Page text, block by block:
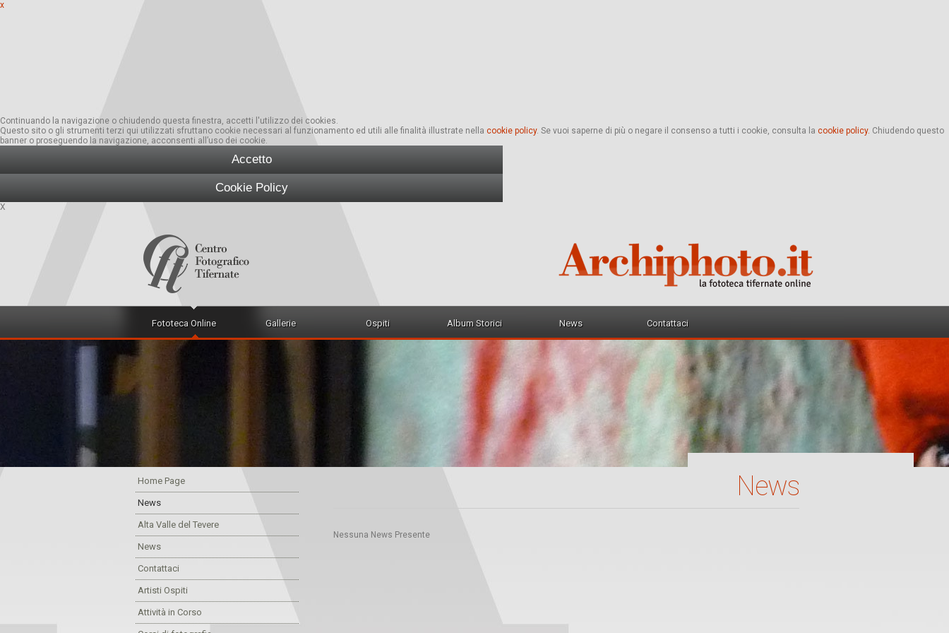
x
Continuando la navigazione o chiudendo questa finestra, accetti l'utilizzo dei cookies.
Questo sito o gli strumenti terzi qui utilizzati sfruttano cookie necessari al funzionamento ed utili alle finalità illustrate nella cookie policy. Se vuoi saperne di più o negare il consenso a tutti i cookie, consulta la cookie policy. Chiudendo questo
banner o proseguendo la navigazione, acconsenti all’uso dei cookie.
Accetto
Cookie Policy
X
Fototeca Online Gallerie Ospiti Album Storici News Contattaci
Home Page
News
Alta Valle del Tevere
News
Contattaci
Artisti Ospiti
Attività in Corso
News
Nessuna News Presente